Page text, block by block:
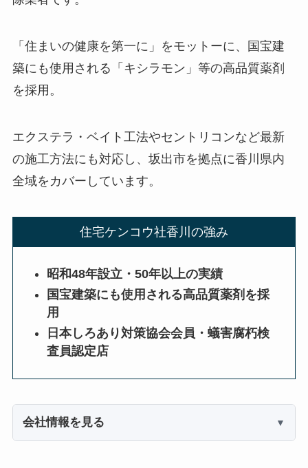
「住まいの健康を第一に」をモットーに、国宝建
築にも使用される「キシラモン」等の高品質薬剤
を採用。
エクステラ・ベイト工法やセントリコンなど最新
の施工方法にも対応し、坂出市を拠点に香川県内
全域をカバーしています。
住宅ケンコウ社香川の強み
昭和48年設立・50年以上の実績
国宝建築にも使用される高品質薬剤を採
用
日本しろあり対策協会会員・蟻害腐朽検
査員認定店
会社情報を見る